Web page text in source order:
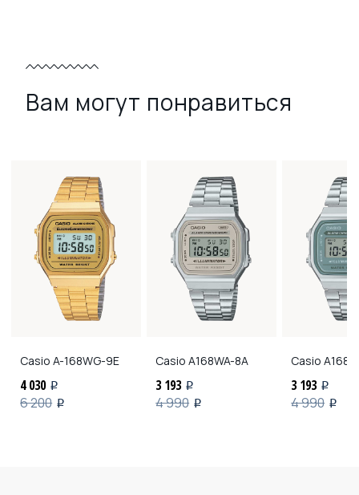
Вам могут понравиться
Casio A-168WG-9E
4 030 i
6 200 i
Casio A168WA-8A
3 193 i
4 990 i
Casio
3 193 i
4 990 i